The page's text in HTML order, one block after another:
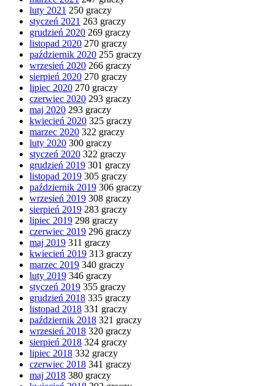
luty 2021 250 graczy
styczeń 2021 263 graczy
grudzień 2020 269 graczy
listopad 2020 270 graczy
październik 2020 255 graczy
wrzesień 2020 266 graczy
sierpień 2020 270 graczy
lipiec 2020 270 graczy
czerwiec 2020 293 graczy
maj 2020 293 graczy
kwiecień 2020 325 graczy
marzec 2020 322 graczy
luty 2020 300 graczy
styczeń 2020 322 graczy
grudzień 2019 301 graczy
listopad 2019 305 graczy
październik 2019 306 graczy
wrzesień 2019 308 graczy
sierpień 2019 283 graczy
lipiec 2019 298 graczy
czerwiec 2019 296 graczy
maj 2019 311 graczy
kwiecień 2019 313 graczy
marzec 2019 340 graczy
luty 2019 346 graczy
styczeń 2019 355 graczy
grudzień 2018 335 graczy
listopad 2018 331 graczy
październik 2018 321 graczy
wrzesień 2018 320 graczy
sierpień 2018 324 graczy
lipiec 2018 332 graczy
czerwiec 2018 341 graczy
maj 2018 380 graczy